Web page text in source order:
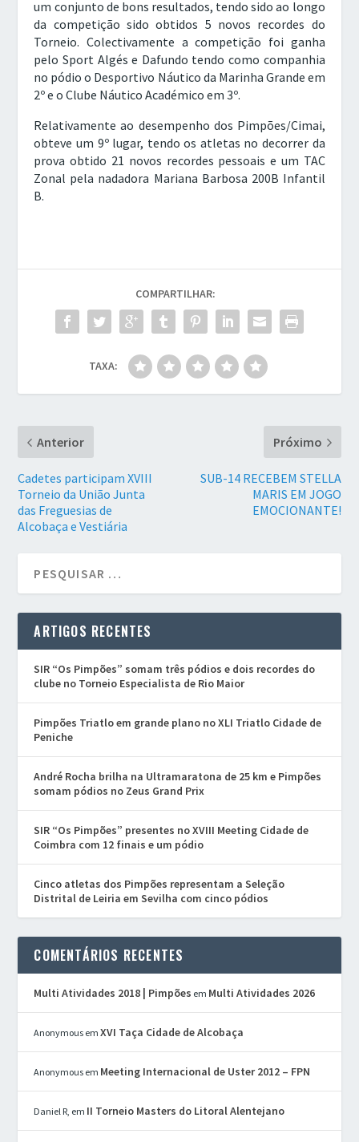
um conjunto de bons resultados, tendo sido ao longo
da competição sido obtidos 5 novos recordes do
Torneio. Colectivamente a competição foi ganha
pelo Sport Algés e Dafundo tendo como companhia
no pódio o Desportivo Náutico da Marinha Grande em
2º e o Clube Náutico Académico em 3º.
Relativamente ao desempenho dos Pimpões/Cimai,
obteve um 9º lugar, tendo os atletas no decorrer da
prova obtido 21 novos recordes pessoais e um TAC
Zonal pela nadadora Mariana Barbosa 200B Infantil
B.
COMPARTILHAR:
TAXA:
Anterior
Cadetes participam XVIII
Torneio da União Junta
das Freguesias de
Alcobaça e Vestiária
Próximo
SUB-14 RECEBEM STELLA
MARIS EM JOGO
EMOCIONANTE!
ARTIGOS RECENTES
SIR “Os Pimpões” somam três pódios e dois recordes do
clube no Torneio Especialista de Rio Maior
Pimpões Triatlo em grande plano no XLI Triatlo Cidade de
Peniche
André Rocha brilha na Ultramaratona de 25 km e Pimpões
somam pódios no Zeus Grand Prix
SIR “Os Pimpões” presentes no XVIII Meeting Cidade de
Coimbra com 12 finais e um pódio
Cinco atletas dos Pimpões representam a Seleção
Distrital de Leiria em Sevilha com cinco pódios
COMENTÁRIOS RECENTES
Multi Atividades 2018 | Pimpões em Multi Atividades 2026
Anonymous emXVI Taça Cidade de Alcobaça
Anonymous em Meeting Internacional de Uster 2012 – FPN
Daniel R, em II Torneio Masters do Litoral Alentejano